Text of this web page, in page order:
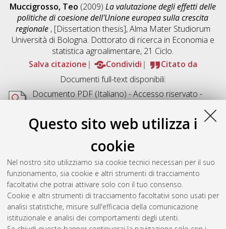
Questo sito web utilizza i
cookie
Nel nostro sito utilizziamo sia cookie tecnici necessari per il suo
funzionamento, sia cookie e altri strumenti di tracciamento
facoltativi che potrai attivare solo con il tuo consenso.
Cookie e altri strumenti di tracciamento facoltativi sono usati per
analisi statistiche, misure sull'efficacia della comunicazione
istituzionale e analisi dei comportamenti degli utenti.
Muccigrosso, Teo (2009)La valutazione degli effetti delle
politiche di coesione dell'Unione europea sulla crescita
regionale , [Dissertation thesis], Alma Mater Studiorum
Università di Bologna. Dottorato di ricerca in Economia e
statistica agroalimentare, 21 Ciclo.
Salva citazione
Condividi
Citato da
Documenti full-text disponibili:
Documento PDF(Italiano) - Accesso riservato -
Acrobat Reader
Download (649kB)
Abstract
Altri metadati
Gestione del documento: